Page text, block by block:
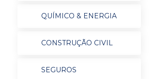
QUÍMICO & ENERGIA
CONSTRUÇÃO CIVIL
SEGUROS